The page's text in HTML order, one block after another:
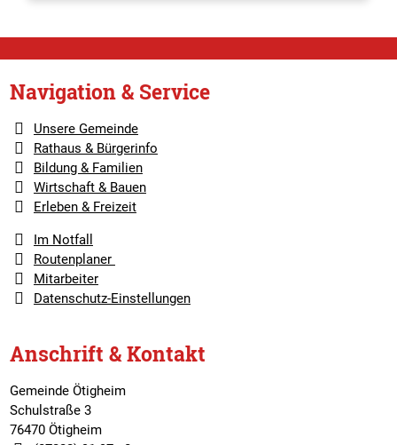
Navigation & Service
Unsere Gemeinde
Rathaus & Bürgerinfo
Bildung & Familien
Wirtschaft & Bauen
Erleben & Freizeit
Im Notfall
Routenplaner
Mitarbeiter
Datenschutz-Einstellungen
Anschrift & Kontakt
Gemeinde Ötigheim
Schulstraße 3
76470 Ötigheim